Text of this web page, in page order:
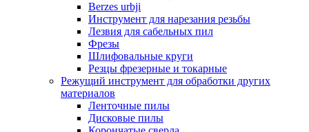
Berzes urbji
Инструмент для нарезания резьбы
Лезвия для сабельных пил
Фрезы
Шлифовальные круги
Резцы фрезерные и токарные
Режущий инструмент для обработки других
материалов
Ленточные пилы
Дисковые пилы